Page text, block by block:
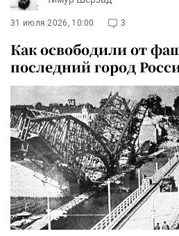
31 июля 2026, 10:00 3
Как освободили от
последний город